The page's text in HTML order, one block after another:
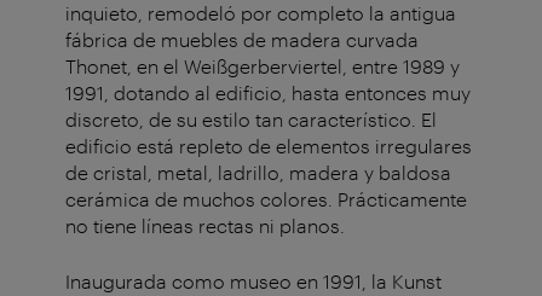
inquieto, remodeló por completo la antigua
fábrica de muebles de madera curvada
Thonet, en el Weißgerberviertel, entre 1989 y
1991, dotando al edificio, hasta entonces muy
discreto, de su estilo tan característico. El
edificio está repleto de elementos irregulares
de cristal, metal, ladrillo, madera y baldosa
cerámica de muchos colores. Prácticamente
no tiene líneas rectas ni planos.
Inaugurada como museo en 1991, la Kunst